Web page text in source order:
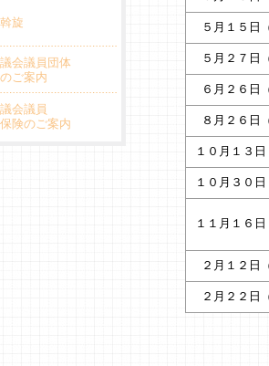
旋
会議員団体
ご案内
会議員
険のご案内
５月１５日
５月２７日
６月２６日
８月２６日
１０月１３
１０月３０
１１月１６
２月１２日
２月２２日